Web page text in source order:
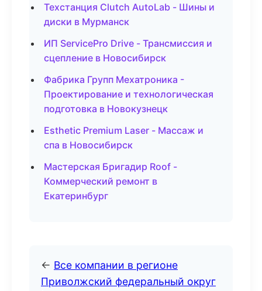
Техстанция Clutch AutoLab - Шины и
диски в Мурманск
ИП ServicePro Drive - Трансмиссия и
сцепление в Новосибирск
Фабрика Групп Мехатроника -
Проектирование и технологическая
подготовка в Новокузнецк
Esthetic Premium Laser - Массаж и
спа в Новосибирск
Мастерская Бригадир Roof -
Коммерческий ремонт в
Екатеринбург
← Все компании в регионе
Приволжский федеральный округ